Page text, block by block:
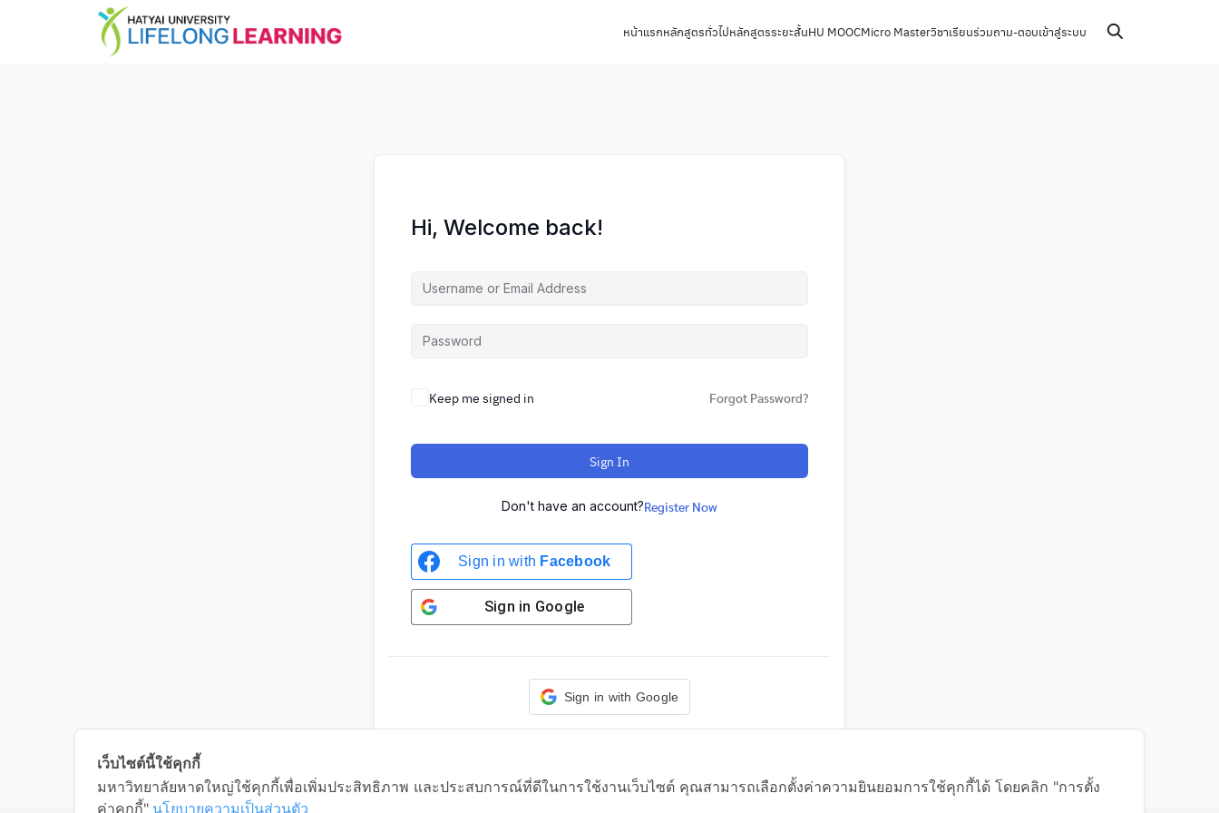
หน้าแรกหลักสูตรทั่วไปหลักสูตรระยะสั้นHU MOOCMicro Masterวิชาเรียนร่วมถาม-ตอบเข้าสู่ระบบ
Hi, Welcome back!
Keep me signed in Forgot Password?
Sign In
Don't have an account?Register Now
Sign in with Facebook
Sign in Google
Sign in with Google
เว็บไซต์นี้ใช้คุกกี้
มหาวิทยาลัยหาดใหญ่ใช้คุกกี้เพื่อเพิ่มประสิทธิภาพ และประสบการณ์ที่ดีในการใช้งานเว็บไซต์ คุณสามารถเลือกตั้งค่าความยินยอมการใช้คุกกี้ได้ โดยคลิก "การตั้ง
ค่าคุกกี้" นโยบายความเป็นส่วนตัว